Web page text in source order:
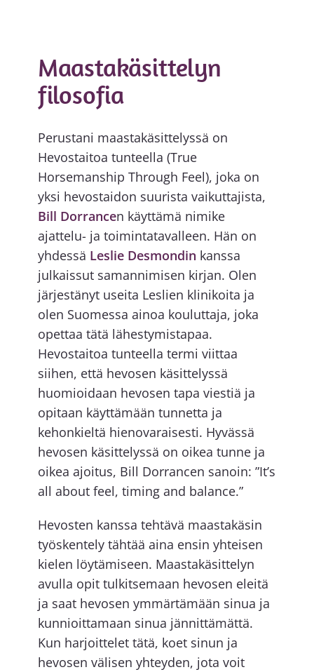
Maastakäsittelyn
filosofia
Perustani maastakäsittelyssä on
Hevostaitoa tunteella (True
Horsemanship Through Feel), joka on
yksi hevostaidon suurista vaikuttajista,
Bill Dorrancen käyttämä nimike
ajattelu- ja toimintatavalleen. Hän on
yhdessä Leslie Desmondin kanssa
julkaissut samannimisen kirjan. Olen
järjestänyt useita Leslien klinikoita ja
olen Suomessa ainoa kouluttaja, joka
opettaa tätä lähestymistapaa.
Hevostaitoa tunteella termi viittaa
siihen, että hevosen käsittelyssä
huomioidaan hevosen tapa viestiä ja
opitaan käyttämään tunnetta ja
kehonkieltä hienovaraisesti. Hyvässä
hevosen käsittelyssä on oikea tunne ja
oikea ajoitus, Bill Dorrancen sanoin: ”It’s
all about feel, timing and balance.”
Hevosten kanssa tehtävä maastakäsin
työskentely tähtää aina ensin yhteisen
kielen löytämiseen. Maastakäsittelyn
avulla opit tulkitsemaan hevosen eleitä
ja saat hevosen ymmärtämään sinua ja
kunnioittamaan sinua jännittämättä.
Kun harjoittelet tätä, koet sinun ja
hevosen välisen yhteyden, jota voit